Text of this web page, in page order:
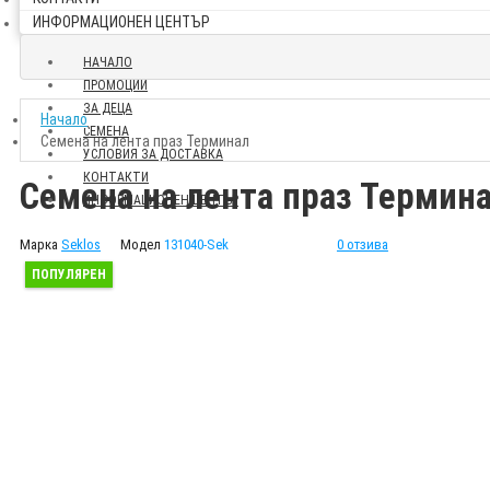
ИНФОРМАЦИОНЕН ЦЕНТЪР
НАЧАЛО
ПРОМОЦИИ
ЗА ДЕЦА
СЕМЕНА
УСЛОВИЯ ЗА ДОСТАВКА
КОНТАКТИ
ИНФОРМАЦИОНЕН ЦЕНТЪР
Начало
Семена на лента праз Терминал
Семена на лента праз
Марка Seklos Модел 131040-Sek 0 отзива
ПОПУЛЯРЕН